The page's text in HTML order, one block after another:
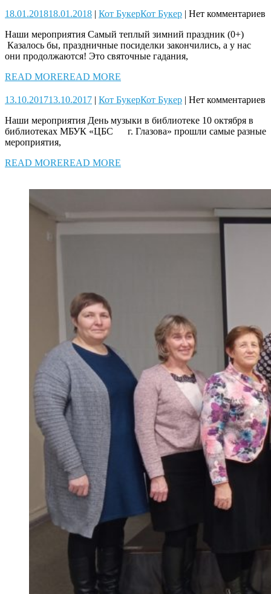
18.01.201818.01.2018 | Кот БукерКот Букер | Нет комментариев
Наши мероприятия Самый теплый зимний праздник (0+)
Казалось бы, праздничные посиделки закончились, а у нас
они продолжаются! Это святочные гадания,
READ MOREREAD MORE
13.10.201713.10.2017 | Кот БукерКот Букер | Нет комментариев
Наши мероприятия День музыки в библиотеке 10 октября в
библиотеках МБУК «ЦБС г. Глазова» прошли самые разные
мероприятия,
READ MOREREAD MORE